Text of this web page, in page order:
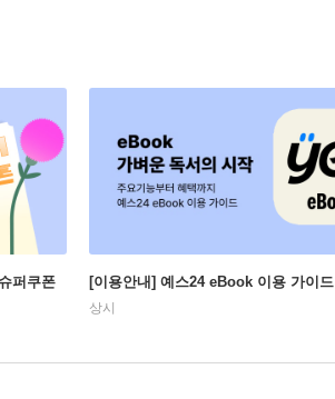
퍼쿠폰 [이용안내] 예스24 eBook 이용 가이드
상시